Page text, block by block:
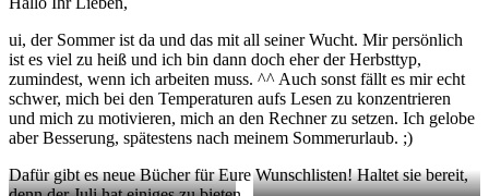
ui, der Sommer ist da und das mit all seiner Wucht. Mir persönlich
ist es viel zu heiß und ich bin dann doch eher der Herbsttyp,
zumindest, wenn ich arbeiten muss. ^^ Auch sonst fällt es mir echt
schwer, mich bei den Temperaturen aufs Lesen zu konzentrieren
und mich zu motivieren, mich an den Rechner zu setzen. Ich gelobe
aber Besserung, spätestens nach meinem Sommerurlaub. ;)
Dafür gibt es neue Bücher für Eure Wunschlisten! Haltet sie bereit,